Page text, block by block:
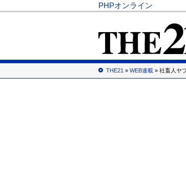
PHPオンライン
THE21 » WEB連載 » 社畜人ヤ